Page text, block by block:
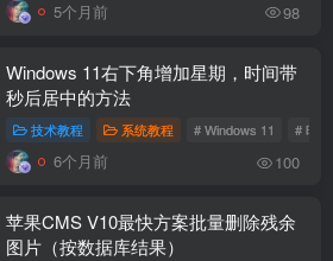
5个月前 98
Windows 11右下角增加星期，时间带
秒后居中的方法
技术教程 系统教程 # Windows 11 # 时
6个月前 100
苹果CMS V10最快方案批量删除残余
图片（按数据库结果）